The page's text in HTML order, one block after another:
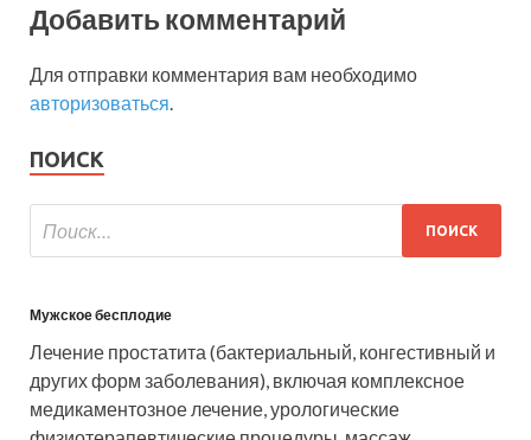
Добавить комментарий
Для отправки комментария вам необходимо
авторизоваться.
ПОИСК
Мужское бесплодие
Лечение простатита (бактериальный, конгестивный и
других форм заболевания), включая комплексное
медикаментозное лечение, урологические